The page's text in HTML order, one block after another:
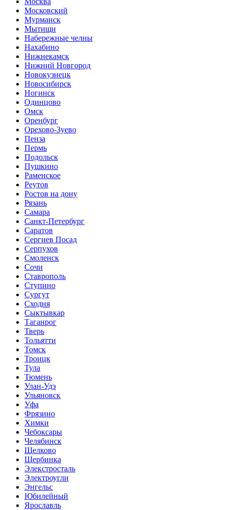
Московский
Мурманск
Мытищи
Набережные челны
Нахабино
Нижнекамск
Нижний Новгород
Новокузнецк
Новосибирск
Ногинск
Одинцово
Омск
Оренбург
Орехово-Зуево
Пенза
Пермь
Подольск
Пушкино
Раменское
Реутов
Ростов на дону
Рязань
Самара
Санкт-Петербург
Саратов
Сергиев Посад
Серпухов
Смоленск
Сочи
Ставрополь
Ступино
Сургут
Сходня
Сыктывкар
Таганрог
Тверь
Тольятти
Томск
Троицк
Тула
Тюмень
Улан-Удэ
Ульяновск
Уфа
Фрязино
Химки
Чебоксары
Челябинск
Щелково
Щербинка
Элекстросталь
Электроугли
Энгельс
Юбилейный
Ярославль